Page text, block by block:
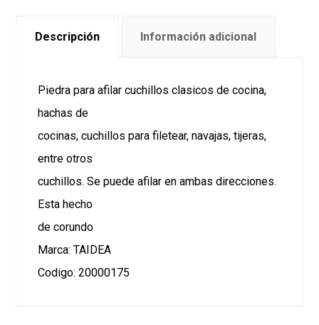
Descripción Información adicional
Piedra para afilar cuchillos clasicos de cocina,
hachas de
cocinas, cuchillos para filetear, navajas, tijeras,
entre otros
cuchillos. Se puede afilar en ambas direcciones.
Esta hecho
de corundo
Marca: TAIDEA
Codigo: 20000175